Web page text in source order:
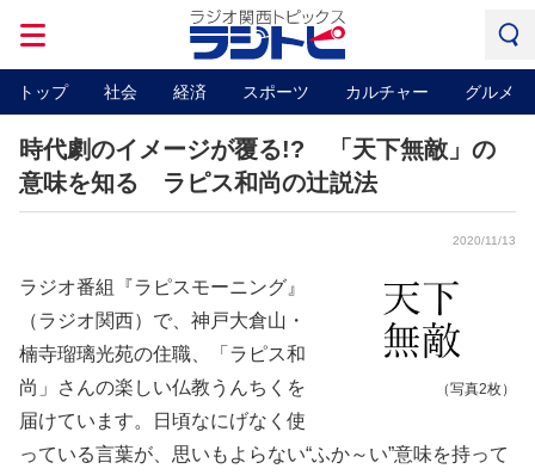
トップ 社会 経済 スポーツ カルチャー グルメ
時代劇のイメージが覆る!? 「天下無敵」の
意味を知る ラピス和尚の辻説法
2020/11/13
（写真2枚）
ラジオ番組『ラピスモーニング』
（ラジオ関西）で、神戸大倉山・
楠寺瑠璃光苑の住職、「ラピス和
尚」さんの楽しい仏教うんちくを
届けています。日頃なにげなく使
っている言葉が、思いもよらない“ふか～い”意味を持って